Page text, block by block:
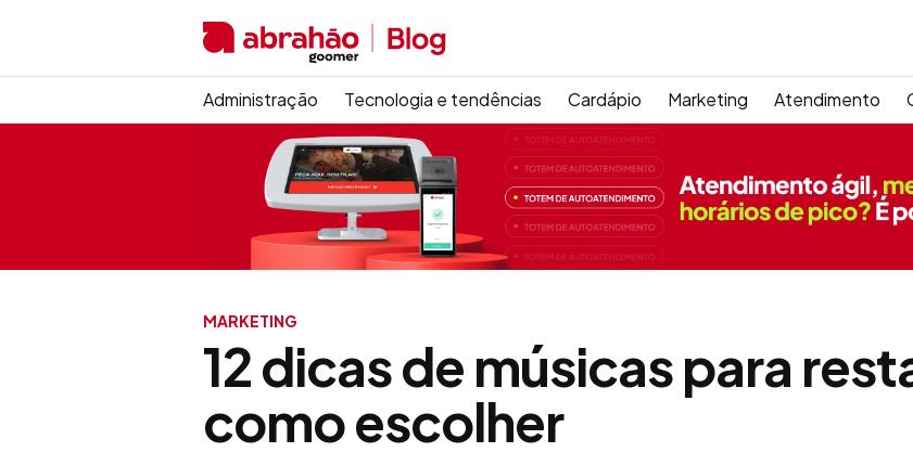
Administração Tecnologia e tendências Cardápio Marketing Atendimento
MARKETING
12 dicas de músicas para
como escolher